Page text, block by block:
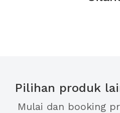
Pilihan produk
Mulai dan booking